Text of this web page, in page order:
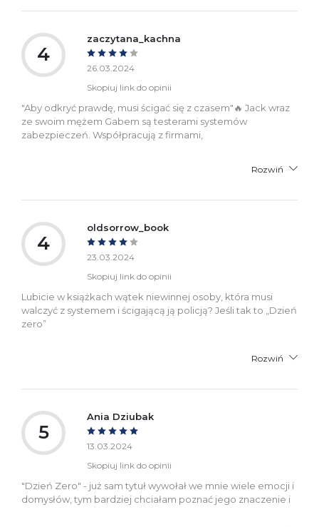
4
zaczytana_kachna
26.03.2024
Skopiuj link do opinii
"Aby odkryć prawdę, musi ścigać się z czasem"🔥 Jack wraz
ze swoim mężem Gabem są testerami systemów
zabezpieczeń. Współpracują z firmami,
Rozwiń
4
oldsorrow_book
23.03.2024
Skopiuj link do opinii
Lubicie w książkach wątek niewinnej osoby, która musi
walczyć z systemem i ścigającą ją policją? Jeśli tak to „Dzień
zero”
Rozwiń
5
Ania Dziubak
13.03.2024
Skopiuj link do opinii
"Dzień Zero" - już sam tytuł wywołał we mnie wiele emocji i
domysłów, tym bardziej chciałam poznać jego znaczenie i